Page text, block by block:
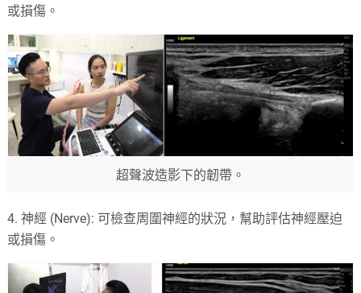
或損傷。
超聲波造影下的韌帶。
4. 神經 (Nerve): 可檢查周圍神經的狀況，幫助評估神經壓迫
或損傷。